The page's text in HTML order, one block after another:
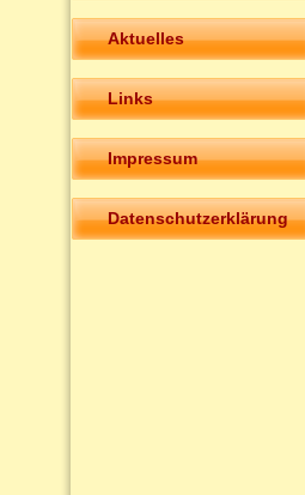
Aktuelles
Links
Impressum
Datenschutzerklärung